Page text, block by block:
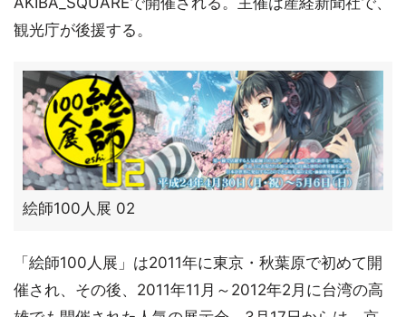
観光庁が後援する。
絵師100人展 02
「絵師100人展」は2011年に東京・秋葉原で初めて開
催され、その後、2011年11月～2012年2月に台湾の高